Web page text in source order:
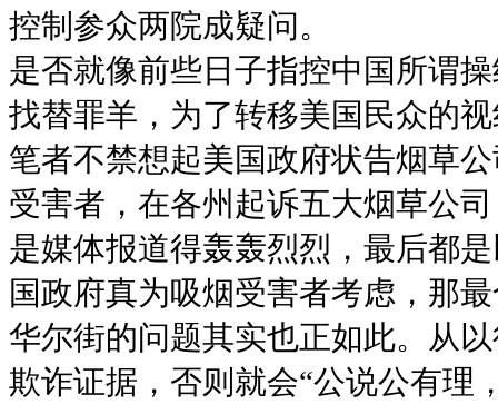
控制参众两院成疑问。
是否就像前些日子指控中国所谓
找替罪羊，为了转移美国民众的
笔者不禁想起美国政府状告烟草
受害者，在各州起诉五大烟草公
是媒体报道得轰轰烈烈，最后都
国政府真为吸烟受害者考虑，那
华尔街的问题其实也正如此。从
欺诈证据，否则就会“公说公有理